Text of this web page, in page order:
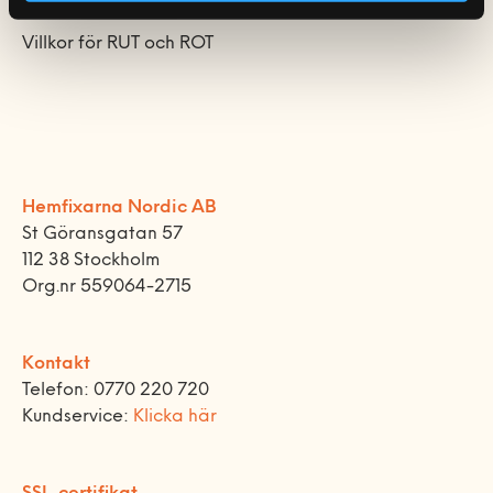
Villkor för RUT och ROT
Hemfixarna Nordic AB
St Göransgatan 57
112 38 Stockholm
Org.nr 559064-2715
Kontakt
Telefon: 0770 220 720
Kundservice: Klicka här